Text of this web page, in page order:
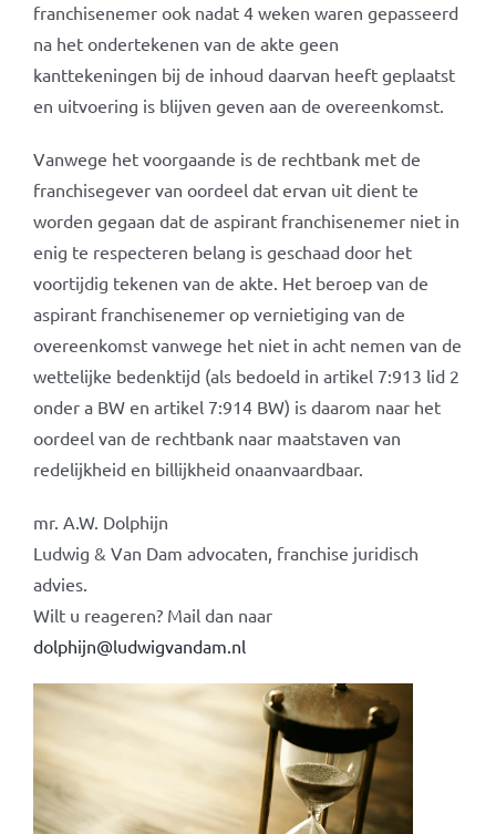
franchisenemer ook nadat 4 weken waren gepasseerd
na het ondertekenen van de akte geen
kanttekeningen bij de inhoud daarvan heeft geplaatst
en uitvoering is blijven geven aan de overeenkomst.
Vanwege het voorgaande is de rechtbank met de
franchisegever van oordeel dat ervan uit dient te
worden gegaan dat de aspirant franchisenemer niet in
enig te respecteren belang is geschaad door het
voortijdig tekenen van de akte. Het beroep van de
aspirant franchisenemer op vernietiging van de
overeenkomst vanwege het niet in acht nemen van de
wettelijke bedenktijd (als bedoeld in artikel 7:913 lid 2
onder a BW en artikel 7:914 BW) is daarom naar het
oordeel van de rechtbank naar maatstaven van
redelijkheid en billijkheid onaanvaardbaar.
mr. A.W. Dolphijn
Ludwig & Van Dam advocaten, franchise juridisch
advies.
Wilt u reageren? Mail dan naar
dolphijn@ludwigvandam.nl